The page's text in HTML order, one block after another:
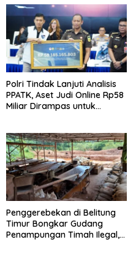
Polri Tindak Lanjuti Analisis
PPATK, Aset Judi Online Rp58
Miliar Dirampas untuk
Penggerebekan di Belitung
Timur Bongkar Gudang
Penampungan Timah Ilegal,